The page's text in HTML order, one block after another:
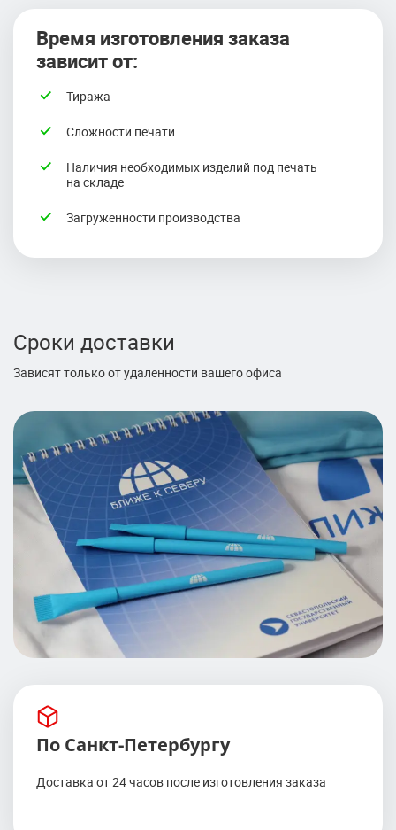
Время изготовления заказа
зависит от:
Тиража
Сложности печати
Наличия необходимых изделий под печать
на складе
Загруженности производства
Сроки доставки
Зависят только от удаленности вашего офиса
По Санкт-Петербургу
Доставка от 24 часов после изготовления заказа